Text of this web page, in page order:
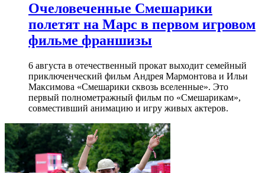
Очеловеченные Смешарики
полетят на Марс в первом игровом
фильме франшизы
6 августа в отечественный прокат выходит семейный
приключенческий фильм Андрея Мармонтова и Ильи
Максимова «Смешарики сквозь вселенные». Это
первый полнометражный фильм по «Смешарикам»,
совместивший анимацию и игру живых актеров.